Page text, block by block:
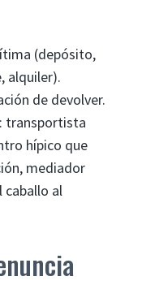
(depósito,
alquiler).
de devolver.
transportista
hípico que
mediador
caballo al